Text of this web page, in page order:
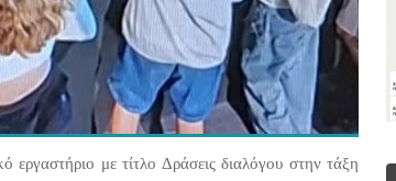
εργαστήριο με τίτλο Δράσεις διαλόγου στην τάξη